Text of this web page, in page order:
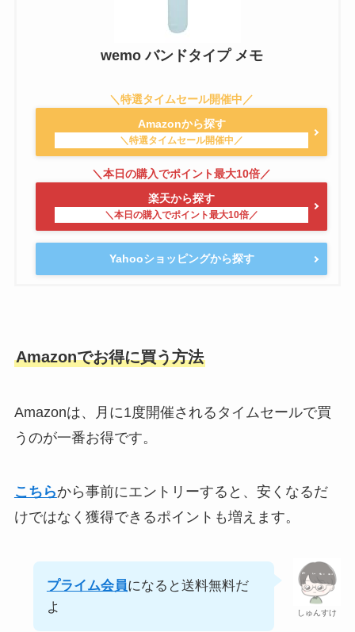
wemo バンドタイプ メモ
Amazonから探す
楽天から探す
Yahooショッピングから探す
Amazonでお得に買う方法
Amazonは、月に1度開催されるタイムセールで買
うのが一番お得です。
こちらから事前にエントリーすると、安くなるだ
けではなく獲得できるポイントも増えます。
しゅんすけ
プライム会員になると送料無料だ
よ